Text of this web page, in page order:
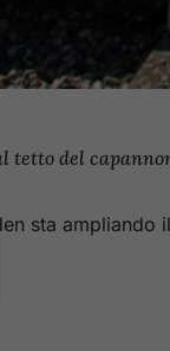
tetto del
sta